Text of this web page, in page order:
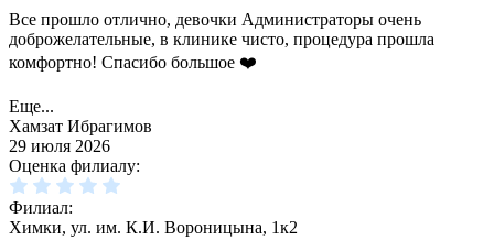
Все прошло отлично, девочки Администраторы очень
доброжелательные, в клинике чисто, процедура прошла
комфортно! Спасибо большое ❤️
Еще...
Хамзат Ибрагимов
29 июля 2026
Оценка филиалу:
Филиал:
Химки, ул. им. К.И. Вороницына, 1к2